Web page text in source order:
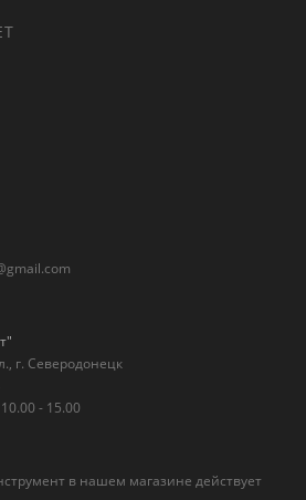
г. Северодонецк
- 15.00
в нашем магазине действует